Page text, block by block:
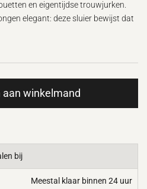
en eigentijdse trouwjurken.
elegant: deze sluier bewijst dat
aan winkelmand
bij
Meestal klaar binnen 24 uur